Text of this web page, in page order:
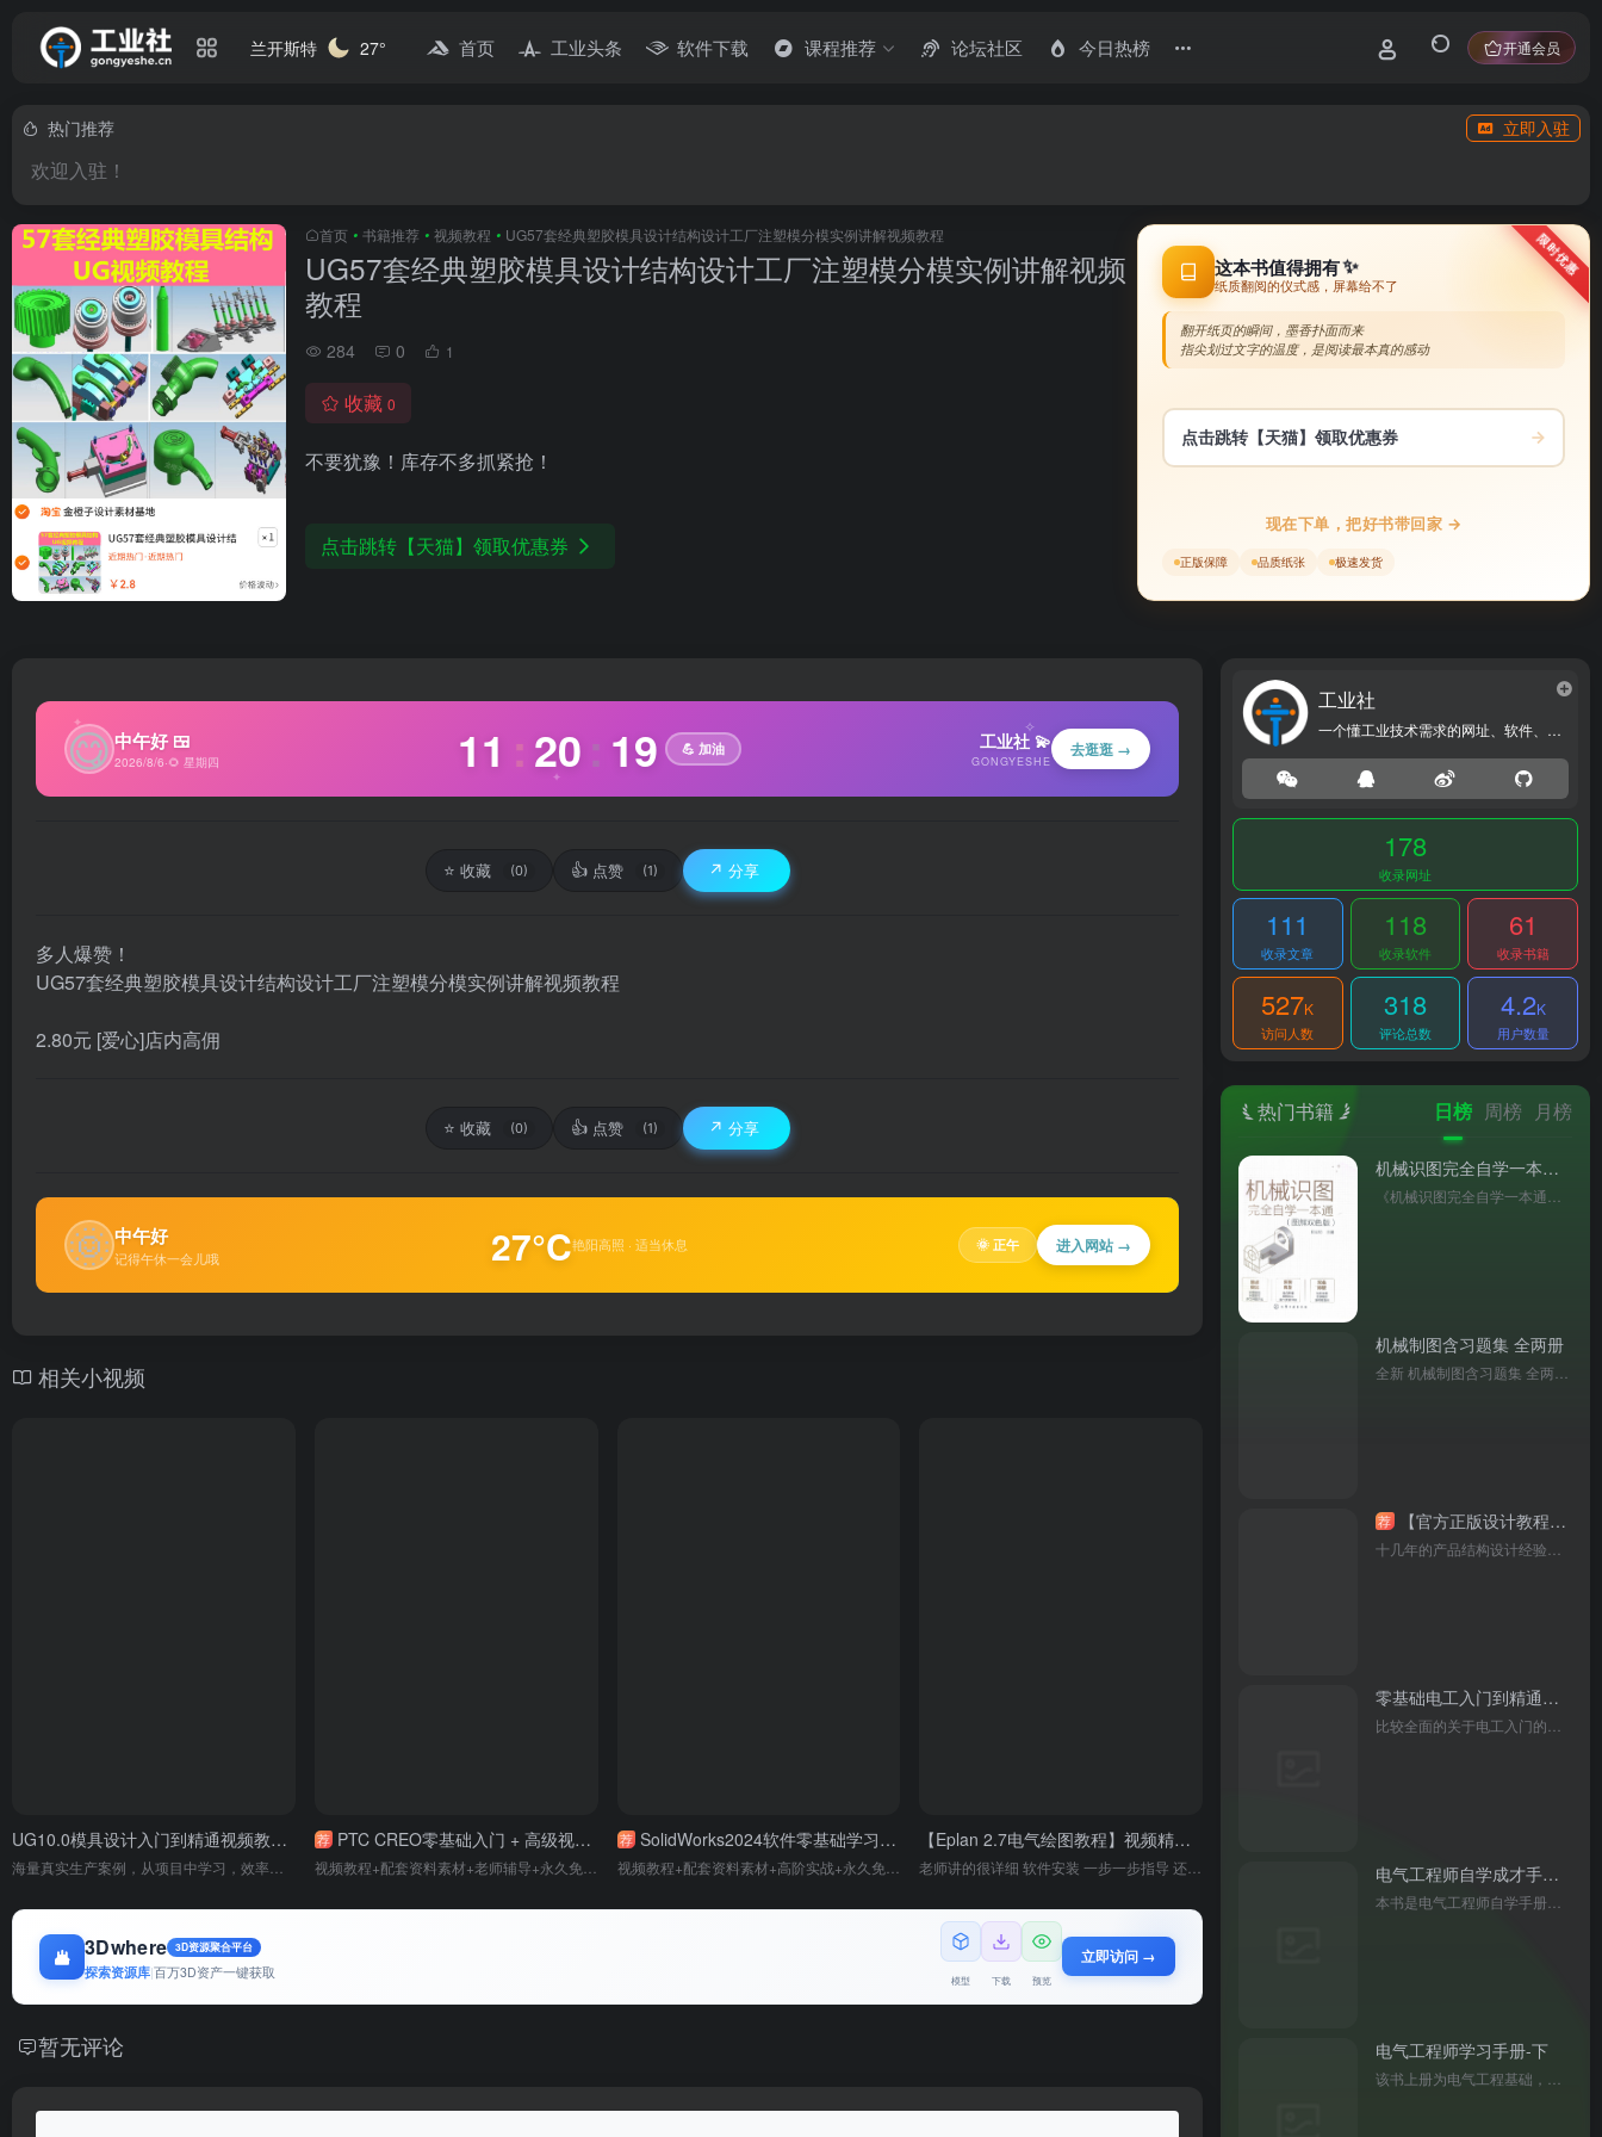
兰开斯特 27° 首页 工业头条 软件下载 课程推荐 论坛社区 今日热榜 开通会员
热门推荐 立即入驻
欢迎入驻！
首页 • 书籍推荐 • 视频教程 • UG57套经典塑胶模具设计结构设计工厂注塑模分模实例讲解视频教程
UG57套经典塑胶模具设计结构设计工厂注塑模分模实例讲解视频
教程
284 0 1
收藏 0
不要犹豫！库存不多抓紧抢！
点击跳转【天猫】领取优惠券
限时优惠
这本书值得拥有✨
纸质翻阅的仪式感，屏幕给不了
翻开纸页的瞬间，墨香扑面而来
指尖划过文字的温度，是阅读最本真的感动
点击跳转【天猫】领取优惠券
现在下单，把好书带回家 →
正版保障 品质纸张 极速发货
😋中午好 🍱
2026/8/6·🌻 星期四 11 : 20 : 20 💪 加油 工业社 💫
GONGYESHE
去逛逛 →
✦ ✧
✦
⭐ 收藏 (0) 👍 点赞 (1) ↗️ 分享
多人爆赞！
UG57套经典塑胶模具设计结构设计工厂注塑模分模实例讲解视频教程
2.80元 [爱心]店内高佣
⭐ 收藏 (0) 👍 点赞 (1) ↗️ 分享
🌞中午好
记得午休一会儿哦 27°C艳阳高照 · 适当休息 🌞 正午 进入网站 →
相关小视频
UG10.0模具设计入门到精通视频教程 模具学院视频教程 全套不加密 荐 PTC CREO零基础入门 + 高级视频教学！全面覆盖基础操作至工程制图！实操答疑 + 导师在线辅导，加速技能提升！快速掌握，从入门到精通！ 荐 SolidWorks2024软件零基础学习视频CAD教程SW2020 2018钣金设计课 【Eplan 2.7电气绘图教程】视频精讲 + 零基础入门 + 精通技巧！！全面解析！实战演示！高效学习！课程详尽，从入门到精通！！关键是P8与2.9版本全囊括！！
3Dwhere 3D资源聚合平台
探索资源库|百万3D资产一键获取 模型 下载 预览
立即访问 →
暂无评论
工业社
一个懂工业技术需求的网址、软件、资源、热点导航大全网站！
178
收录网址
111
收录文章
118
收录软件
61
收录书籍
527K
访问人数
318
评论总数
4.2K
用户数量
热门书籍 日榜 周榜 月榜
机械识图完全自学一本通（图解双色版）
机械制图含习题集 全两册
荐 【官方正版设计教程套装】入门 + 提高 + 精通 + 求职助手！全彩图文，CD光盘加持！！官方旗舰店直供，品质保证！电子工业出版社权威出版，技能满满升级！！工程师、设计师必备！！
零基础电工入门到精通一本大全
电气工程师自学成才手册-基础篇
电气工程师学习手册-下